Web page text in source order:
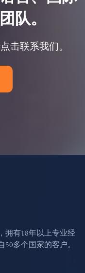
队。
击联系我们。
拥有18年以上专业经
多个国家的客户。